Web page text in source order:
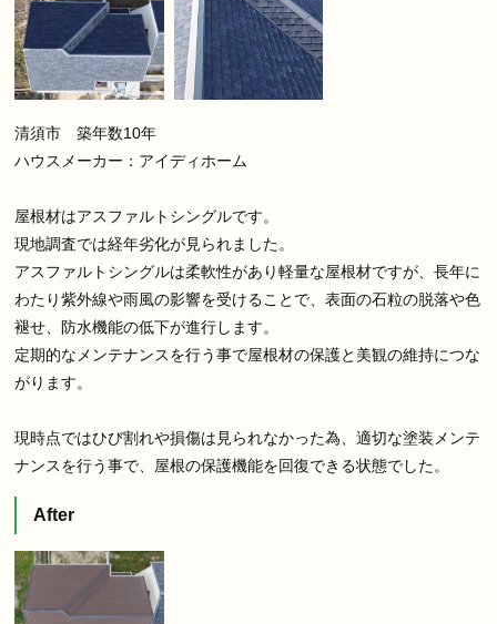
清須市 築年数10年
ハウスメーカー：アイディホーム
屋根材はアスファルトシングルです。
現地調査では経年劣化が見られました。
アスファルトシングルは柔軟性があり軽量な屋根材ですが、長年に
わたり紫外線や雨風の影響を受けることで、表面の石粒の脱落や色
褪せ、防水機能の低下が進行します。
定期的なメンテナンスを行う事で屋根材の保護と美観の維持につな
がります。
現時点ではひび割れや損傷は見られなかった為、適切な塗装メンテ
ナンスを行う事で、屋根の保護機能を回復できる状態でした。
After